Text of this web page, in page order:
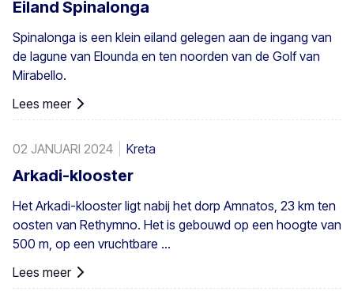
Nikitas. De palm komt ook hier en daar voor op de
zuidwestelijke Egeïsche eilanden, Cyprus en in Turkije.
Eiland Spinalonga
Spinalonga is een klein eiland gelegen aan de ingang van
de lagune van Elounda en ten noorden van de Golf van
Mirabello.
Lees meer
02 JANUARI 2024 Kreta
Arkadi-klooster
Het Arkadi-klooster ligt nabij het dorp Amnatos, 23 km ten
oosten van Rethymno. Het is gebouwd op een hoogte van
500 m, op een vruchtbare ...
Lees meer